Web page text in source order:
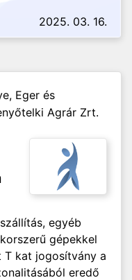
2025. 03. 16.
Eger és
Agrár Zrt.
egyéb
gépekkel
T kat jogosítvány a
eredő